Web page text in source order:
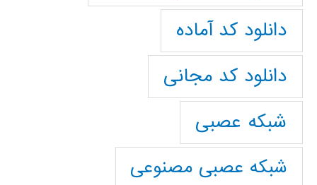
دانلود کد آماده
دانلود کد مجانی
شبکه عصبی
شبکه عصبی مصنوعی